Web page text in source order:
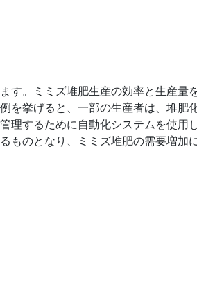
す。ミミズ堆肥生産の効率と生産量
を挙げると、一部の生産者は、堆肥
理するために自動化システムを使用
ものとなり、ミミズ堆肥の需要増加